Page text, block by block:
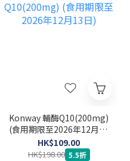
Konway 輔酶Q10(200mg)
(食用期限至2026年12月13
日)
HK$109.00
HK$198.00 5.5折